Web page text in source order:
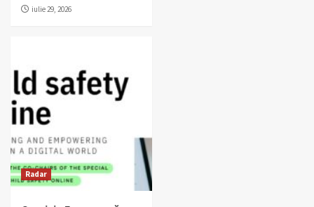
iulie 29, 2026
Radar